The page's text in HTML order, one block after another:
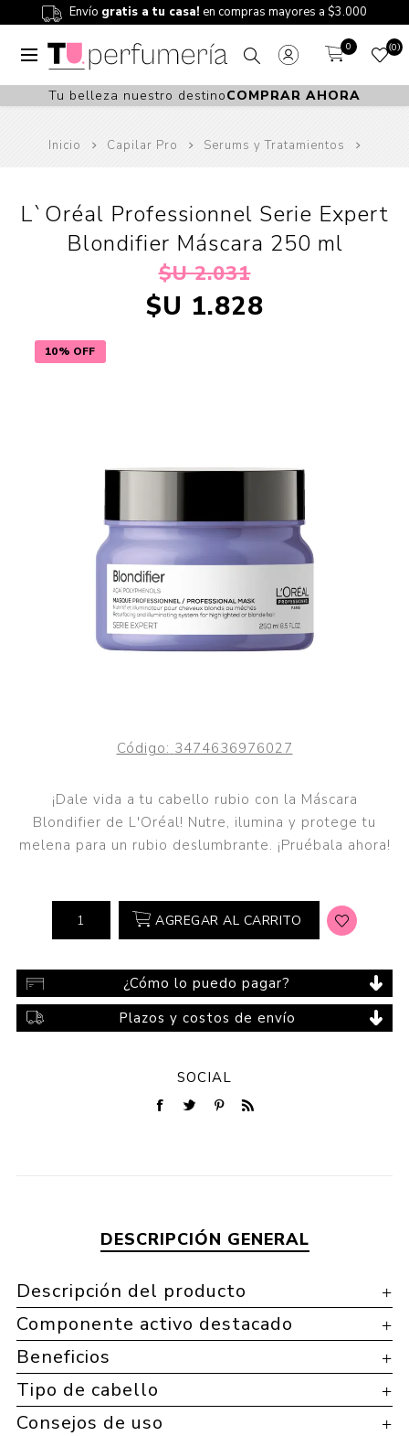
Envío gratis a tu casa! en compras mayores a $3.000
0 0
Tu belleza nuestro destinoCOMPRAR AHORA
Inicio Capilar Pro Serums y Tratamientos
10% OFF
L`Oréal Professionnel Serie Expert
Blondifier Máscara 250 ml
$U 2.031
$U 1.828
Código: 3474636976027
¡Dale vida a tu cabello rubio con la Máscara
Blondifier de L'Oréal! Nutre, ilumina y protege tu
melena para un rubio deslumbrante. ¡Pruébala ahora!
AGREGAR AL CARRITO
¿Cómo lo puedo pagar?
Plazos y costos de envío
SOCIAL
DESCRIPCIÓN GENERAL
Descripción del producto
Componente activo destacado
Beneficios
Tipo de cabello
Consejos de uso